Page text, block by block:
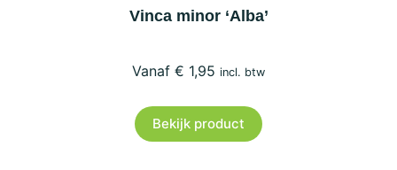
Vinca minor ‘Alba’
€ 1,95 incl. btw
Bekijk product